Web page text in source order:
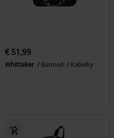
€ 51,99
Whittaker Banned Kabelky